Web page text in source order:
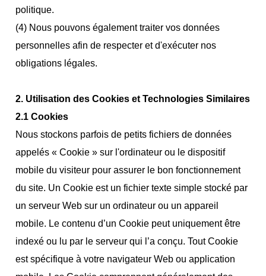
politique.
(4) Nous pouvons également traiter vos données
personnelles afin de respecter et d'exécuter nos
obligations légales.
2. Utilisation des Cookies et Technologies Similaires
2.1 Cookies
Nous stockons parfois de petits fichiers de données
appelés « Cookie » sur l'ordinateur ou le dispositif
mobile du visiteur pour assurer le bon fonctionnement
du site. Un Cookie est un fichier texte simple stocké par
un serveur Web sur un ordinateur ou un appareil
mobile. Le contenu d’un Cookie peut uniquement être
indexé ou lu par le serveur qui l’a conçu. Tout Cookie
est spécifique à votre navigateur Web ou application